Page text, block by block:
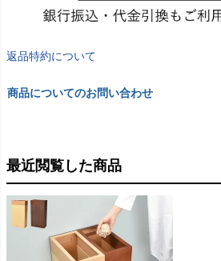
返品特約について
商品についてのお問い合わせ
最近閲覧した商品